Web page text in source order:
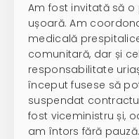
Am fost invitată să o
ușoară. Am
medicală
comunitară, dar și
responsabilitate
început fusese să
suspendat
fost viceministru și,
am întors fără pauză.